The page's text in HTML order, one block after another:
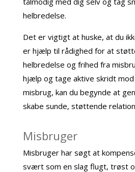
helbredelse.
Det er vigtigt at huske, at du
er hjælp til rådighed for at
helbredelse og frihed fra
hjælp og tage aktive skridt
misbrug, kan du begynde at
skabe sunde, støttende
Misbruger
Misbruger har søgt at
svært som en slag flugt, trøst